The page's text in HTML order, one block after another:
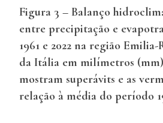
Figura 3 – Balanço
entre precipitação e
1961 e 2022 na região
da Itália em milímetros (mm)
mostram superávits e as
relação à média do período